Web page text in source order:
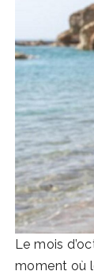
Le mois
moment où